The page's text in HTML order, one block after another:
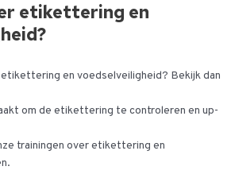
etikettering en
en voedselveiligheid? Bekijk dan
om de etikettering te controleren en up-
trainingen over etikettering en